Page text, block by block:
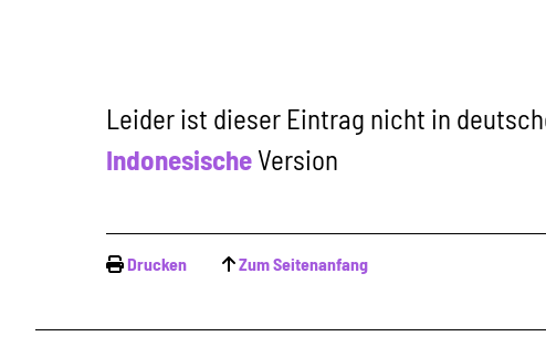
Leider ist dieser Eintrag nicht in
Indonesische Version
Drucken Zum Seitenanfang